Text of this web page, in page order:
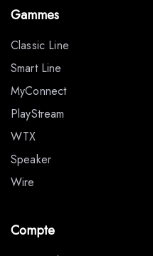
Gammes
Classic Line
Smart Line
MyConnect
PlayStream
WTX
Speaker
Wire
Compte